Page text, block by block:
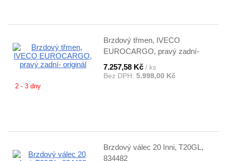
Brzdový třmen, IVECO
EUROCARGO, pravý zadní-
originál
7.257,58 Kč / ks
Bez DPH: 5.998,00 Kč
2 - 3 dny
Brzdový válec 20 Inni, T20GL,
834482